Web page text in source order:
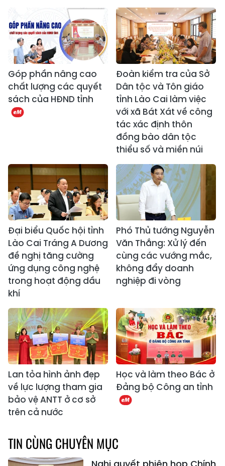
Góp phần nâng cao
chất lượng các quyết
sách của HĐND tỉnh
Đoàn kiểm tra của Sở
Dân tộc và Tôn giáo
tỉnh Lào Cai làm việc
với xã Bát Xát về công
tác xác định thôn
đồng bào dân tộc
thiểu số và miền núi
Đại biểu Quốc hội tỉnh
Lào Cai Tráng A Dương
đề nghị tăng cường
ứng dụng công nghệ
trong hoạt động dầu
khí
Phó Thủ tướng Nguyễn
Văn Thắng: Xử lý đến
cùng các vướng mắc,
không đẩy doanh
nghiệp đi vòng
Lan tỏa hình ảnh đẹp
về lực lượng tham gia
bảo vệ ANTT ở cơ sở
trên cả nước
Học và làm theo Bác ở
Đảng bộ Công an tỉnh
TIN CÙNG CHUYÊN MỤC